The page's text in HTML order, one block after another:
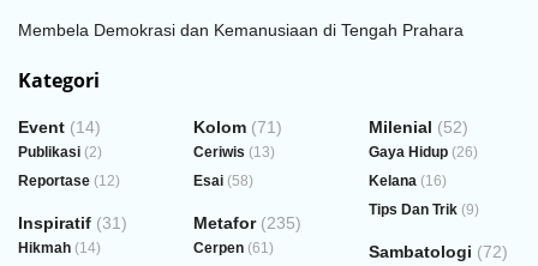
Membela Demokrasi dan Kemanusiaan di Tengah Prahara
Kategori
Event (14)
Publikasi (2)
Reportase (12)
Inspiratif (31)
Hikmah (14)
Kolom (71)
Ceriwis (13)
Esai (58)
Metafor(235)
Cerpen (61)
Milenial (52)
Gaya Hidup (26)
Kelana (16)
Tips Dan Trik (9)
Sambatologi (72)